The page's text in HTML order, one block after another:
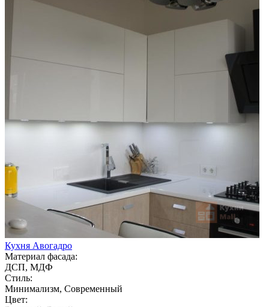
Кухня Авогадро
Материал фасада:
ДСП, МДФ
Стиль:
Минимализм, Современный
Цвет: